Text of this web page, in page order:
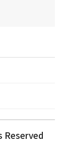
Reserved